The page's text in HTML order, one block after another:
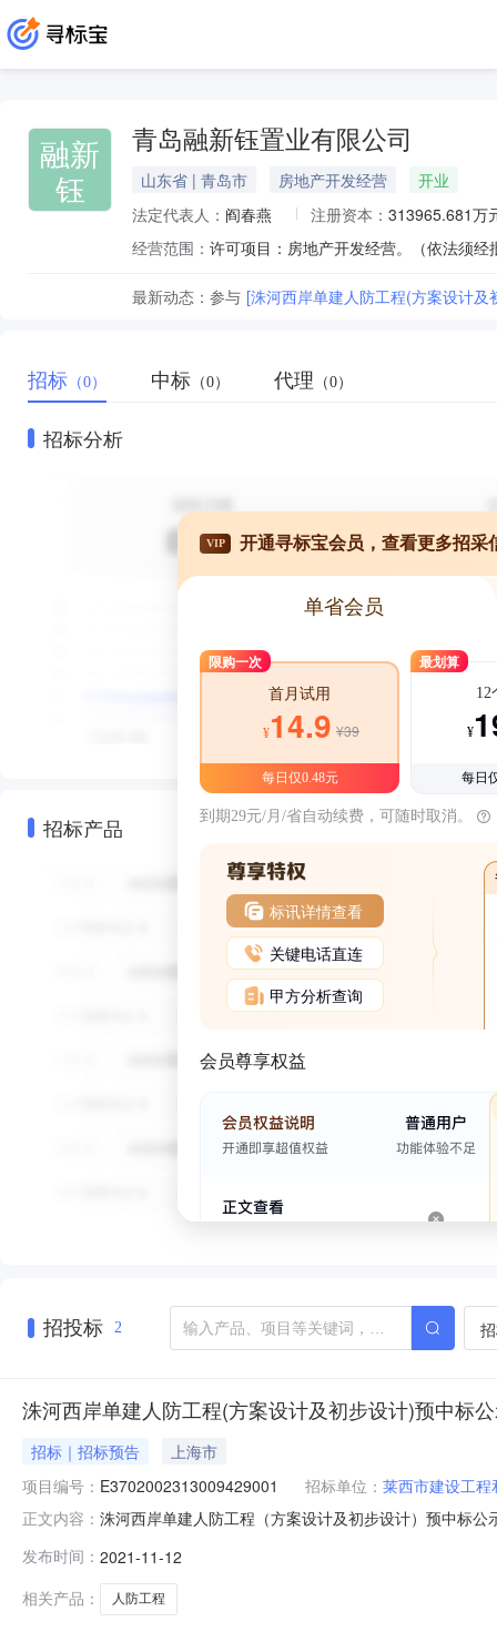
融新
钰
青岛融新钰置业有限公司
山东省 | 青岛市 房地产开发经营
开业
法定代表人： 阎春燕 注册资本： 313965.681万
经营范围：
最新动态： 参与 [洙河西岸单建人防工程(方案设计及
招标 （0） 中标 （0） 代理 （0）
招标分析
招标产品
VIP 开通寻标宝会员，查看更多招采
单省会员
限购一次
首月试用
¥14.9 ¥39
每日仅0.48元
最划算
12
¥
每日
到期29元/月/省自动续费，可随时取消。
标讯详情查看
关键电话直连
甲方分析查询
会员尊享权益
招投标 2
洙河西岸单建人防工程(方案设计及初步设计)预中标
招标｜招标预告
上海市
项目编号： E3702002313009429001 招标单位： 莱西市建设工
正文内容： 洙河西岸单建人防工程（方案设计及初步设计）预中标
联系人：任广辉联系电话：13455281128招标单位：莱
发布时间： 2021-11-12
相关产品：
人防工程